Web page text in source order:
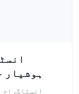
ہوشیار